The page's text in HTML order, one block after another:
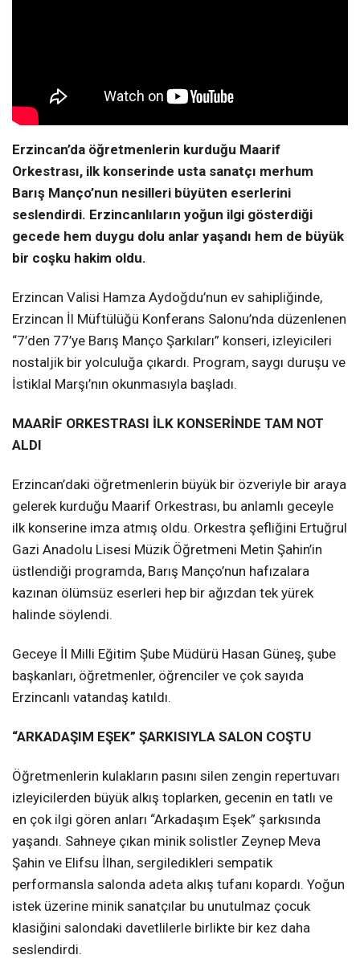
Erzincan’da öğretmenlerin kurduğu Maarif
Orkestrası, ilk konserinde usta sanatçı merhum
Barış Manço’nun nesilleri büyüten eserlerini
seslendirdi. Erzincanlıların yoğun ilgi gösterdiği
gecede hem duygu dolu anlar yaşandı hem de büyük
bir coşku hakim oldu.
Erzincan Valisi Hamza Aydoğdu’nun ev sahipliğinde,
Erzincan İl Müftülüğü Konferans Salonu’nda düzenlenen
“7’den 77’ye Barış Manço Şarkıları” konseri, izleyicileri
nostaljik bir yolculuğa çıkardı. Program, saygı duruşu ve
İstiklal Marşı’nın okunmasıyla başladı.
MAARİF ORKESTRASI İLK KONSERİNDE TAM NOT
ALDI
Erzincan’daki öğretmenlerin büyük bir özveriyle bir araya
gelerek kurduğu Maarif Orkestrası, bu anlamlı geceyle
ilk konserine imza atmış oldu. Orkestra şefliğini Ertuğrul
Gazi Anadolu Lisesi Müzik Öğretmeni Metin Şahin’in
üstlendiği programda, Barış Manço’nun hafızalara
kazınan ölümsüz eserleri hep bir ağızdan tek yürek
halinde söylendi.
Geceye İl Milli Eğitim Şube Müdürü Hasan Güneş, şube
başkanları, öğretmenler, öğrenciler ve çok sayıda
Erzincanlı vatandaş katıldı.
“ARKADAŞIM EŞEK” ŞARKISIYLA SALON COŞTU
Öğretmenlerin kulakların pasını silen zengin repertuvarı
izleyicilerden büyük alkış toplarken, gecenin en tatlı ve
en çok ilgi gören anları “Arkadaşım Eşek” şarkısında
yaşandı. Sahneye çıkan minik solistler Zeynep Meva
Şahin ve Elifsu İlhan, sergiledikleri sempatik
performansla salonda adeta alkış tufanı kopardı. Yoğun
istek üzerine minik sanatçılar bu unutulmaz çocuk
klasiğini salondaki davetlilerle birlikte bir kez daha
seslendirdi.